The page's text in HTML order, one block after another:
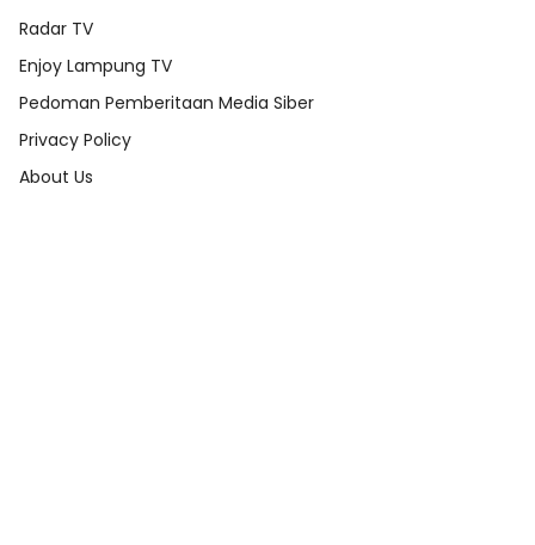
Radar TV
Enjoy Lampung TV
Pedoman Pemberitaan Media Siber
Privacy Policy
About Us